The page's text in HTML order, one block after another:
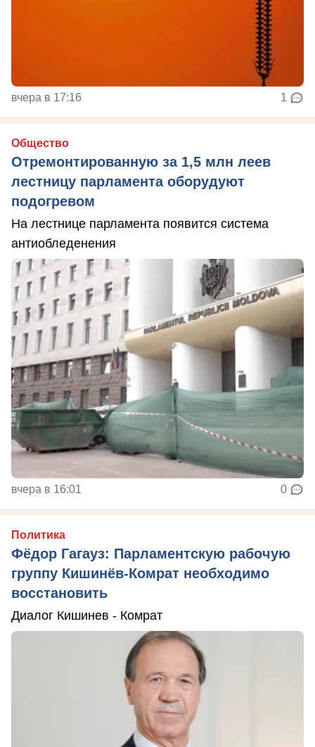
вчера в 17:16 1
Общество
Отремонтированную за 1,5 млн леев
лестницу парламента оборудуют
подогревом
На лестнице парламента появится система
антиобледенения
вчера в 16:01 0
Политика
Фёдор Гагауз: Парламентскую рабочую
группу Кишинёв-Комрат необходимо
восстановить
Диалог Кишинев - Комрат